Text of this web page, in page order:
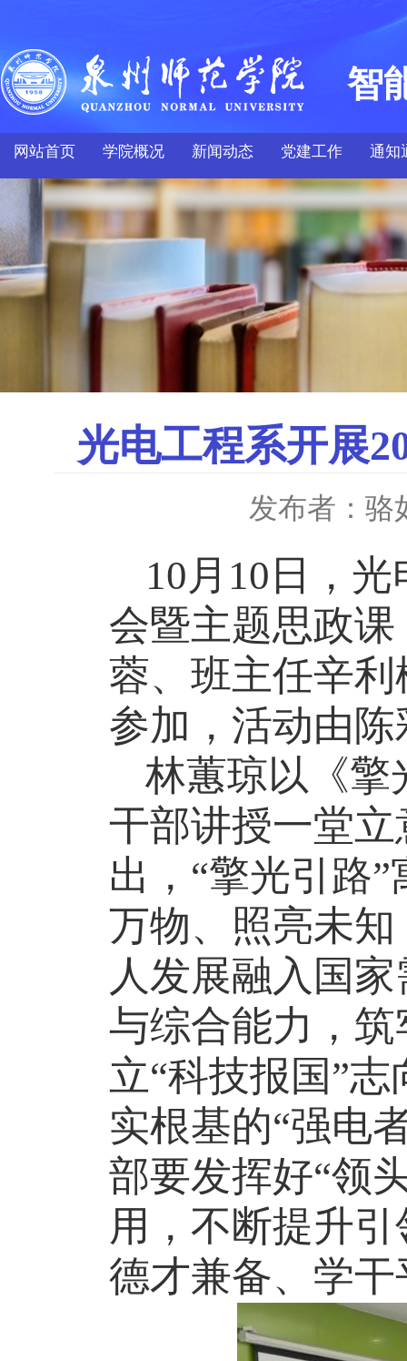
智
网站首页 学院概况 新闻动态 党建工作 通知
光电工程系开展
发布者：骆
10月10日，
会暨主题思政课
蓉、 班主任辛利
参加，活动由
林蕙琼以《擎
干部讲授一堂
出， “擎光引路
万物、照亮未
人发展融入国
与综合能力，
立“科技报国”
实根基的“强电
部要发挥好“领
用，不断提升
德才兼备、学